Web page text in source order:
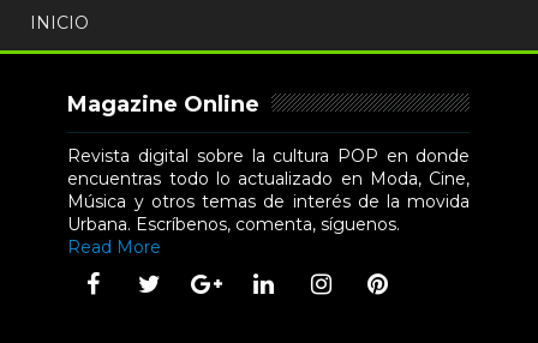
INICIO
Magazine Online
Revista digital sobre la cultura POP en donde
encuentras todo lo actualizado en Moda, Cine,
Música y otros temas de interés de la movida
Urbana. Escríbenos, comenta, síguenos.
Read More